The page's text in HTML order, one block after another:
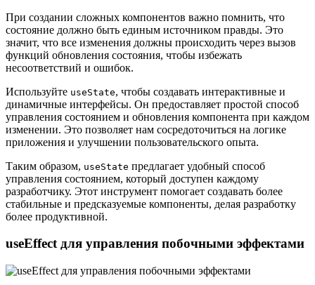
При создании сложных компонентов важно помнить, что
состояние должно быть единым источником правды. Это
значит, что все изменения должны происходить через вызов
функций обновления состояния, чтобы избежать
несоответствий и ошибок.
Используйте useState, чтобы создавать интерактивные и
динамичные интерфейсы. Он предоставляет простой способ
управления состоянием и обновления компонента при каждом
изменении. Это позволяет нам сосредоточиться на логике
приложения и улучшении пользовательского опыта.
Таким образом, useState предлагает удобный способ
управления состоянием, который доступен каждому
разработчику. Этот инструмент помогает создавать более
стабильные и предсказуемые компоненты, делая разработку
более продуктивной.
useEffect для управления побочными эффектами